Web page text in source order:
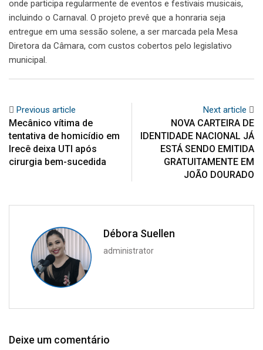
onde participa regularmente de eventos e festivais musicais,
incluindo o Carnaval. O projeto prevê que a honraria seja
entregue em uma sessão solene, a ser marcada pela Mesa
Diretora da Câmara, com custos cobertos pelo legislativo
municipal.
Previous article
Mecânico vítima de
tentativa de homicídio em
Irecê deixa UTI após
cirurgia bem-sucedida
Next article
NOVA CARTEIRA DE
IDENTIDADE NACIONAL JÁ
ESTÁ SENDO EMITIDA
GRATUITAMENTE EM
JOÃO DOURADO
Débora Suellen
administrator
Deixe um comentário